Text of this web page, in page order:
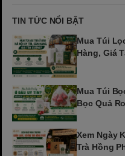
TIN TỨC NỔI BẬT
Mua Túi
Hàng, Giá
Mua Túi
Bọc Quả
Xem Ngày
Trà Hồng